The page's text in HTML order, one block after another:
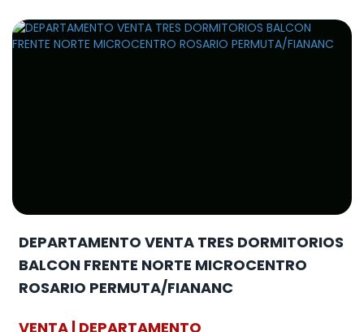
DEPARTAMENTO VENTA TRES DORMITORIOS
BALCON FRENTE NORTE MICROCENTRO
ROSARIO PERMUTA/FIANANC
VENTA | DEPARTAMENTO